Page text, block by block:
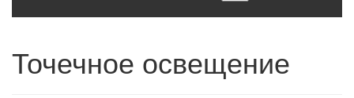
Точечное освещение